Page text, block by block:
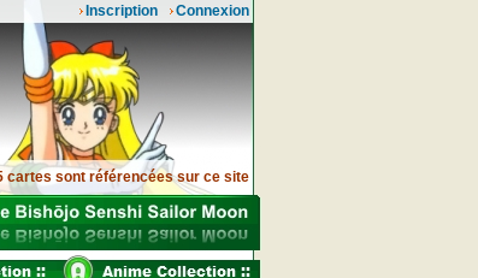
Connexion
Inscription
cartes sont référencées sur ce site